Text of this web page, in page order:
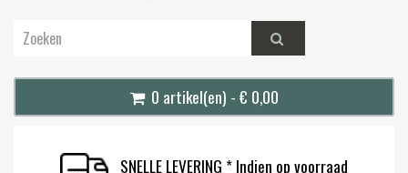
0 artikel(en) - € 0,00
SNELLE LEVERING * Indien op voorraad